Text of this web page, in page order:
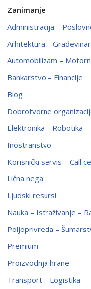
Zanimanje
Administracija –
Arhitektura –
Automobilizam –
Bankarstvo – Financije
Blog
Dobrotvorne
Elektronika – Robotika
Inostranstvo
Korisnički servis – Call
Lična nega
Ljudski resursi
Nauka – Istraživanje –
Poljoprivreda –
Premium
Proizvodnja hrane
Transport – Logistika